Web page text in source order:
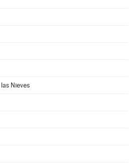
Nieves